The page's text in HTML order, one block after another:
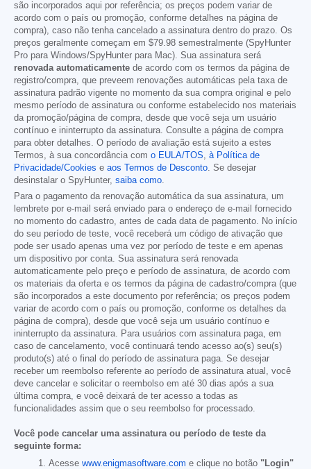
são incorporados aqui por referência; os preços podem variar de
acordo com o país ou promoção, conforme detalhes na página de
compra), caso não tenha cancelado a assinatura dentro do prazo. Os
preços geralmente começam em $79.98 semestralmente (SpyHunter
Pro para Windows/SpyHunter para Mac). Sua assinatura será
renovada automaticamente de acordo com os termos da página de
registro/compra, que preveem renovações automáticas pela taxa de
assinatura padrão vigente no momento da sua compra original e pelo
mesmo período de assinatura ou conforme estabelecido nos materiais
da promoção/página de compra, desde que você seja um usuário
contínuo e ininterrupto da assinatura. Consulte a página de compra
para obter detalhes. O período de avaliação está sujeito a estes
Termos, à sua concordância com o EULA/TOS, à Política de
Privacidade/Cookies e aos Termos de Desconto. Se desejar
desinstalar o SpyHunter, saiba como.
Para o pagamento da renovação automática da sua assinatura, um
lembrete por e-mail será enviado para o endereço de e-mail fornecido
no momento do cadastro, antes de cada data de pagamento. No início
do seu período de teste, você receberá um código de ativação que
pode ser usado apenas uma vez por período de teste e em apenas
um dispositivo por conta. Sua assinatura será renovada
automaticamente pelo preço e período de assinatura, de acordo com
os materiais da oferta e os termos da página de cadastro/compra (que
são incorporados a este documento por referência; os preços podem
variar de acordo com o país ou promoção, conforme os detalhes da
página de compra), desde que você seja um usuário contínuo e
ininterrupto da assinatura. Para usuários com assinatura paga, em
caso de cancelamento, você continuará tendo acesso ao(s) seu(s)
produto(s) até o final do período de assinatura paga. Se desejar
receber um reembolso referente ao período de assinatura atual, você
deve cancelar e solicitar o reembolso em até 30 dias após a sua
última compra, e você deixará de ter acesso a todas as
funcionalidades assim que o seu reembolso for processado.
Você pode cancelar uma assinatura ou período de teste da
seguinte forma:
Acesse www.enigmasoftware.com e clique no botão "Login"